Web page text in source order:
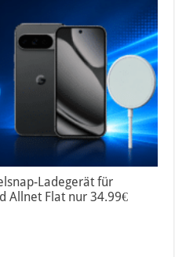
Ladegerät für
Allnet Flat nur 34.99€